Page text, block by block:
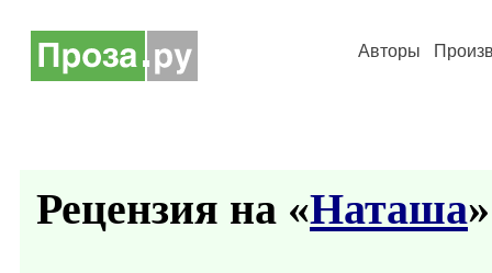
Авторы
Рецензия на «Наташа